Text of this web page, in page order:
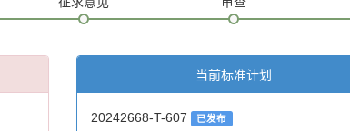
当前标准计划
20242668-T-607 已发布